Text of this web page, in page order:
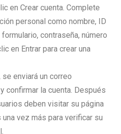
en Crear cuenta. Complete
personal como nombre, ID
contraseña, número
en Entrar para crear una
se enviará un correo
confirmar la cuenta. Después
deben visitar su página
vez más para verificar su